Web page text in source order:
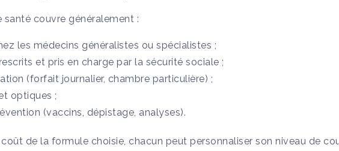
couvre généralement :
les médecins généralistes ou spécialistes ;
et pris en charge par la sécurité sociale ;
(forfait journalier, chambre particulière) ;
optiques ;
(vaccins, dépistage, analyses).
de la formule choisie, chacun peut personnaliser son niveau de